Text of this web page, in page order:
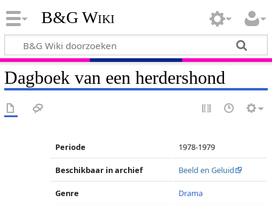
B&G Wiki
Dagboek van een herdershond
Periode 1978-1979
Beschikbaar in archief Beeld en Geluid
Genre Drama